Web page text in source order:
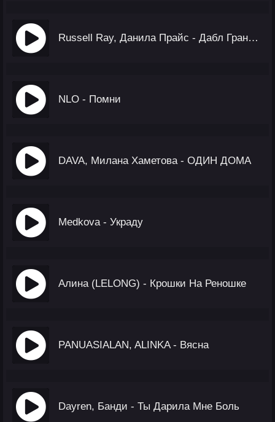
Russell Ray, Данила Прайс - Дабл Гранде Макиато
NLO - Помни
DAVA, Милана Хаметова - ОДИН ДОМА
Medkova - Украду
Алина (LELONG) - Крошки На Реношке
PANUASIALAN, ALINKA - Вясна
Dayren, Банди - Ты Дарила Мне Боль